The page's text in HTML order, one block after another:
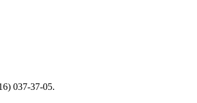
037-37-05.